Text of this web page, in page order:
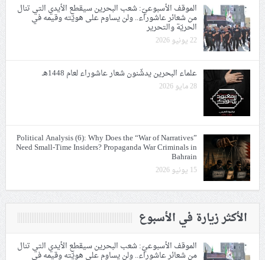
الموقف الأسبوعيّ: شعب البحرين سيقطع الأيدي التي تنال
من شعائر عاشوراء.. ولن يساوم على هويّته وقيمه في
الحريّة والتحرير
22 يونيو 2026
علماء البحرين يدشّنون شعار عاشوراء لعام 1448هـ
28 مايو 2026
Political Analysis (6): Why Does the “War of Narratives”
Need Small-Time Insiders? Propaganda War Criminals in
Bahrain
15 يونيو 2026
الأكثر زيارة في الأسبوع
الموقف الأسبوعيّ: شعب البحرين سيقطع الأيدي التي تنال
من شعائر عاشوراء.. ولن يساوم على هويّته وقيمه في